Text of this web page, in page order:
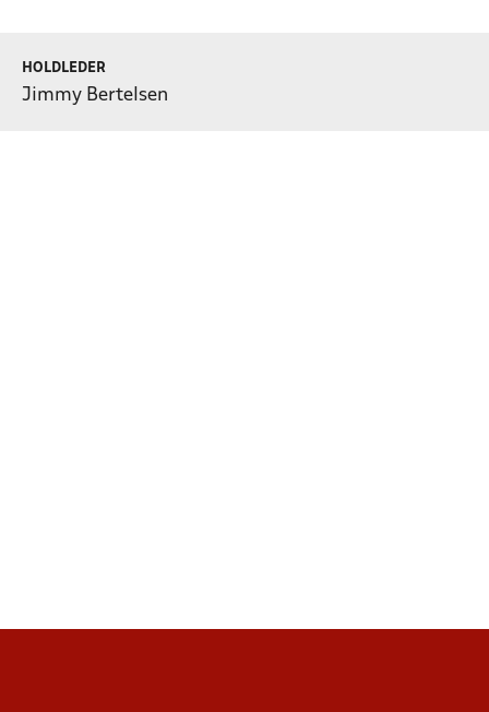
HOLDLEDER
Jimmy Bertelsen